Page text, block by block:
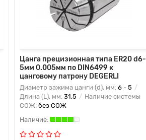
Цанга прецизионная типа ER20 d6-
5мм 0.005мм по DIN6499 к
цанговому патрону DEGERLI
Диаметр зажима цанги (d), мм: 6 - 5
Длина (L), мм: 31,5
Наличие системы
СОЖ: без СОЖ